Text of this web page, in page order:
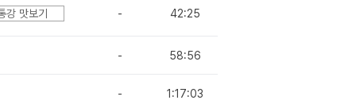
강 맛보기 - 42:25
- 58:56
- 1:17:03